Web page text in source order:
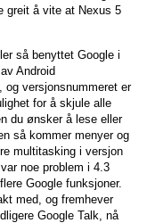
greit å vite at Nexus 5
så benyttet Google i
Android
og versjonsnummeret er
for å skjule alle
du ønsker å lese eller
så kommer menyer og
multitasking i versjon
noe problem i 4.3
Google funksjoner.
med, og fremhever
Google Talk, nå